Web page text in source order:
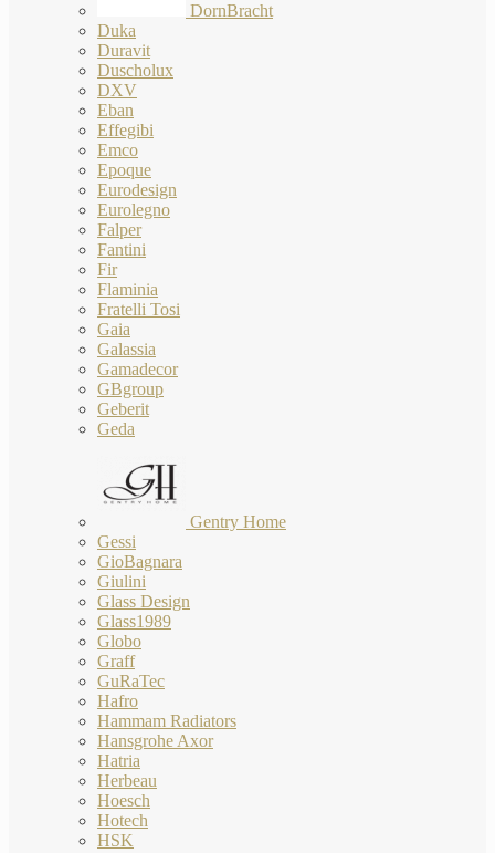
DornBracht
Duka
Duravit
Duscholux
DXV
Eban
Effegibi
Emco
Epoque
Eurodesign
Eurolegno
Falper
Fantini
Fir
Flaminia
Fratelli Tosi
Gaia
Galassia
Gamadecor
GBgroup
Geberit
Geda
Gentry Home
Gessi
GioBagnara
Giulini
Glass Design
Glass1989
Globo
Graff
GuRaTec
Hafro
Hammam Radiators
Hansgrohe Axor
Hatria
Herbeau
Hoesch
Hotech
HSK